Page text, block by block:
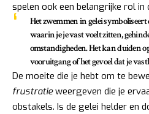
spelen ook een belangrijke rol in
Het zwemmen in gelei
waarin je je vast voelt zitten,
omstandigheden. Het kan duiden
vooruitgang of het gevoel dat je
De moeite die je hebt om te
frustratieweergeven die je
obstakels. Is de gelei helder en